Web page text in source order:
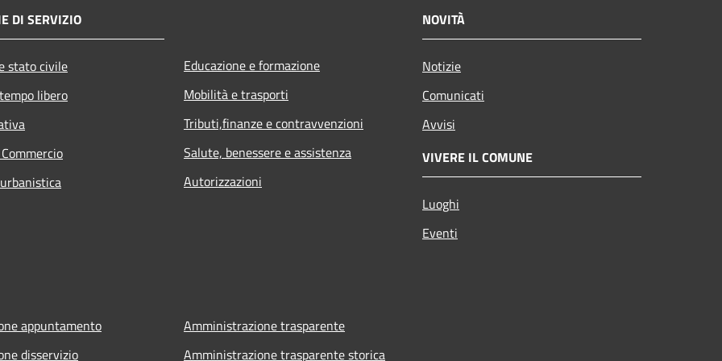
DI SERVIZIO
stato civile
libero
Educazione e formazione
Mobilità e trasporti
Tributi,finanze e contravvenzioni
Salute, benessere e assistenza
Autorizzazioni
NOVITÀ
Notizie
Comunicati
Avvisi
VIVERE IL COMUNE
Luoghi
Eventi
appuntamento
disservizio
Amministrazione trasparente
Amministrazione trasparente storica